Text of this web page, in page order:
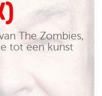
The Zombies,
tot een kunst